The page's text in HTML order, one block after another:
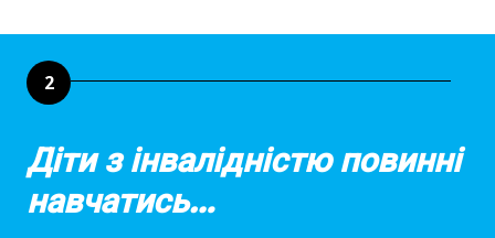
2
Діти з інвалідністю повинні
навчатись…